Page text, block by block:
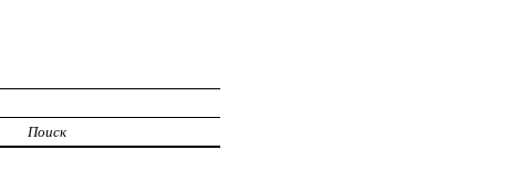
Поиск